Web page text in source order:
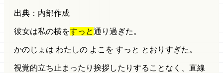
出典：内部作成
彼女は私の横をすっと通り過ぎた。
かのじょは わたしの よこを すっと とおりすぎた。
視覚的立ち止まったり挨拶したりすることなく、直線